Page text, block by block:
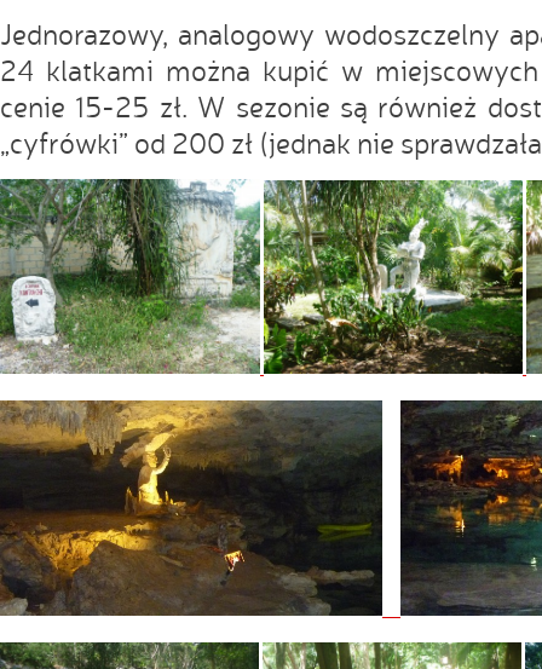
Jednorazowy, analogowy wodoszczelny
24 klatkami można kupić w
cenie 15-25 zł. W sezonie są również
„cyfrówki” od 200 zł (jednak nie